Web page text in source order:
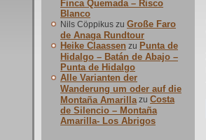
Finca Quemada – Risco
Blanco
Nils Cöppikus zu Große Faro
de Anaga Rundtour
Heike Claassen zu Punta de
Hidalgo – Batán de Abajo –
Punta de Hidalgo
Alle Varianten der
Wanderung um oder auf die
Montaña Amarilla zu Costa
de Silencio – Montaña
Amarilla- Los Abrigos